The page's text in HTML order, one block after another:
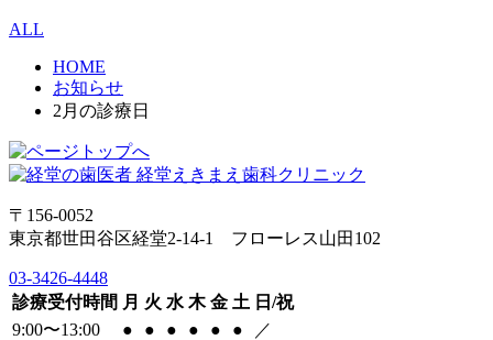
ALL
HOME
お知らせ
2月の診療日
〒156-0052
東京都世田谷区経堂2-14-1 フローレス山田102
03-3426-4448
診療受付時間 月 火 水 木 金 土 日/祝
9:00〜13:00
● ● ● ● ● ●
／